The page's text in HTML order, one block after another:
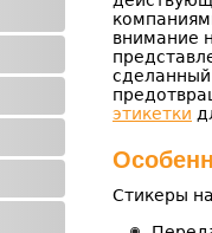
внимание
сделанный
этикетки
Стикеры